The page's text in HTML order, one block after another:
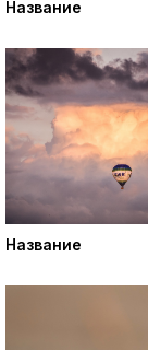
Название
Название
Главная